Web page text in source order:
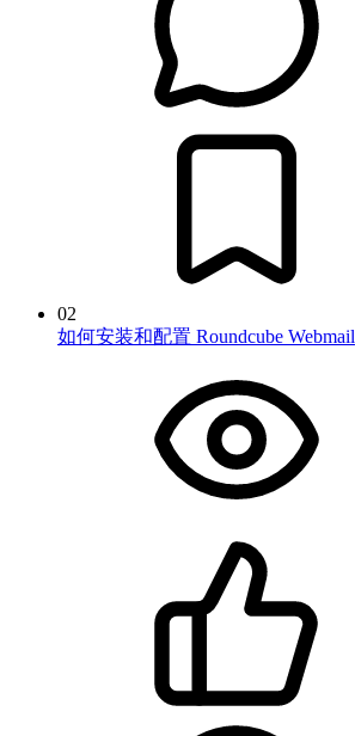
02
如何安装和配置 Roundcube Webmail